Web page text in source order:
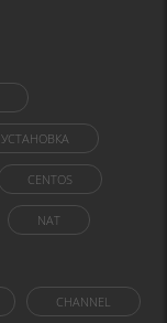
УСТАНОВКА
CENTOS
NAT
CHANNEL